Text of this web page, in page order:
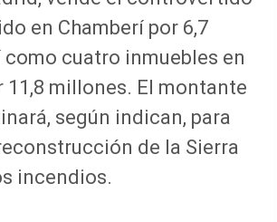
en Chamberí por 6,7
cuatro inmuebles en
11,8 millones. El montante
según indican, para
de la Sierra
incendios.